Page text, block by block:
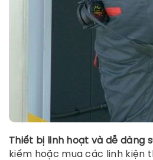
Thiết bị linh hoạt và dễ dàng
kiếm hoặc mua các linh kiện